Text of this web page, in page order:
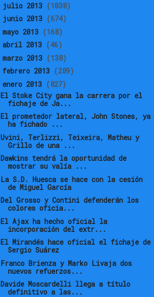
julio 2013 (1038)
junio 2013 (674)
mayo 2013 (168)
abril 2013 (46)
marzo 2013 (138)
febrero 2013 (289)
enero 2013 (827)
El Stoke City gana la carrera por el
fichaje de Ja...
El prometedor lateral, John Stones, ya
ha fichado ...
Uvini, Terlizzi, Teixeira, Matheu y
Grillo de una ...
Dawkins tendrá la oportunidad de
mostrar su valía ...
La S.D. Huesca se hace con la cesión
de Miguel García
Del Grosso y Contini defenderán los
colores oficia...
El Ajax ha hecho oficial la
incorporación del extr...
El Mirandés hace oficial el fichaje de
Sergio Suárez
Franco Brienza y Marko Livaja dos
nuevos refuerzos...
Davide Moscardelli llega a título
definitivo a las...